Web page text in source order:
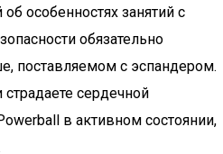
особенностях занятий с
обязательно
поставляемом с эспандером.
сердечной
в активном состоянии,